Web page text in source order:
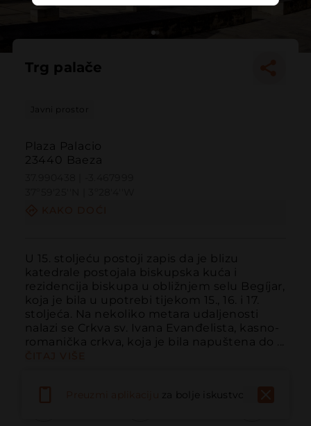
Trg palače
Javni prostor
Plaza Palacio
23440 Baeza
U 15. stoljeću postoji zapis da je blizu
katedrale postojala biskupska kuća i
rezidencija biskupa u obližnjem selu Begíjar,
koja je bila u upotrebi tijekom 15., 16. i 17.
stoljeća. Na nekoliko metara udaljenosti
nalazi se Crkva sv. Ivana Evanđelista, kasno-
romanička crkva, koja je bila napuštena do ...
za bolje iskustvo